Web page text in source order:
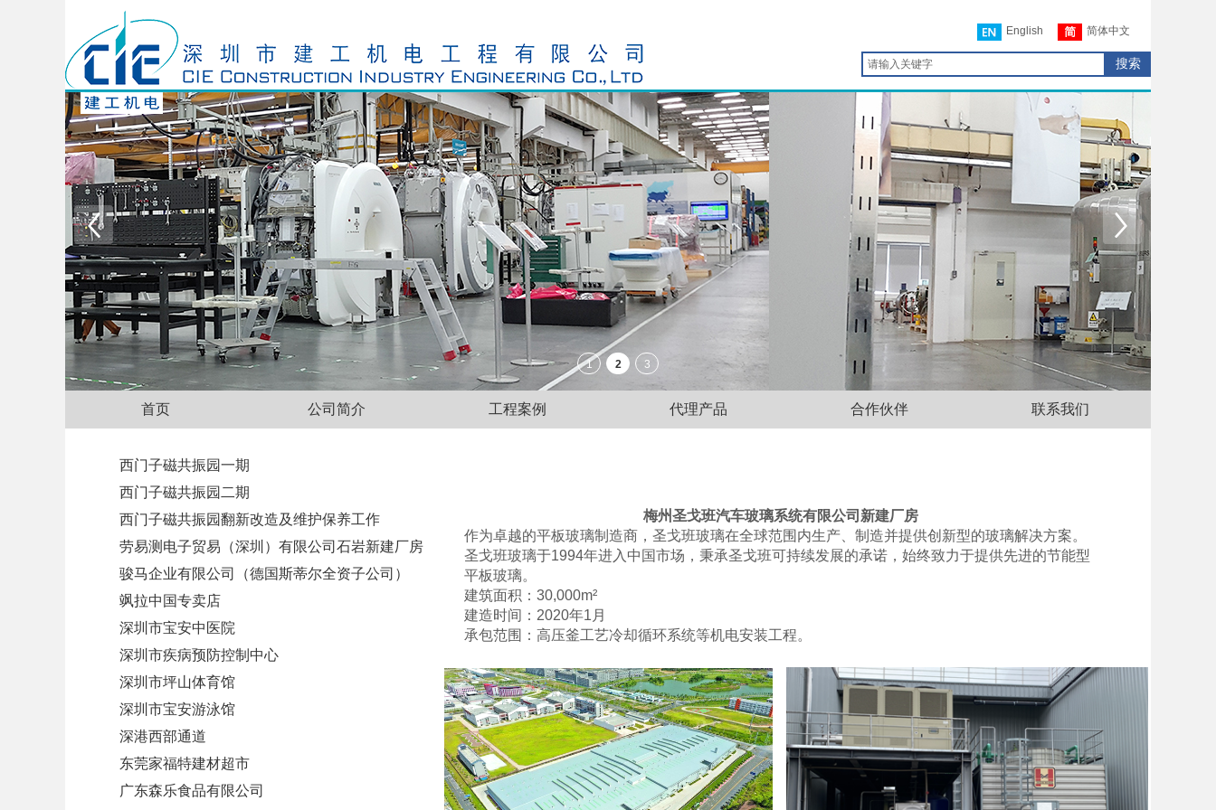
English 简体中文
搜索
首页 公司简介 工程案例 代理产品 合作伙伴 联系我们
西门子磁共振园一期
西门子磁共振园二期
西门子磁共振园翻新改造及维护保养工作
劳易测电子贸易（深圳）有限公司石岩新建厂房
骏马企业有限公司（德国斯蒂尔全资子公司）
飒拉中国专卖店
深圳市宝安中医院
深圳市疾病预防控制中心
深圳市坪山体育馆
深圳市宝安游泳馆
深港西部通道
东莞家福特建材超市
广东森乐食品有限公司
梅州圣戈班汽车玻璃系统有限公司新建厂房
作为卓越的平板玻璃制造商，圣戈班玻璃在全球范围内生产、制造并提供创新型的玻璃解决方案。
圣戈班玻璃于1994年进入中国市场，秉承圣戈班可持续发展的承诺，始终致力于提供先进的节能型
平板玻璃。
建筑面积：30,000m²
建造时间：2020年1月
承包范围：高压釜工艺冷却循环系统等机电安装工程。